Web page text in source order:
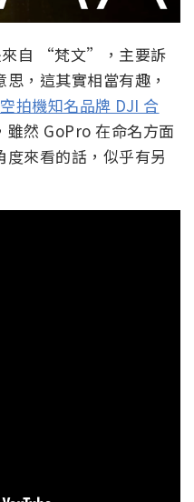
自 “梵文”，主要訴
，這其實相當有趣，
拍機知名品牌 DJI 合
雖然 GoPro 在命名方面
來看的話，似乎有另